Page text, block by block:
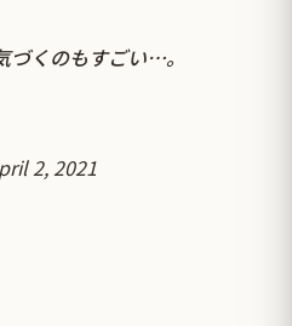
づくのもすごい…。
2, 2021